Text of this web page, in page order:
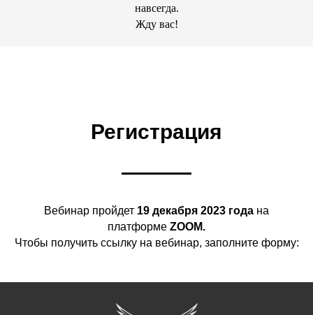
навсегда.
Жду вас!
Регистрация
Вебинар пройдет 19 декабря 2023 года на
платформе ZOOM.
Чтобы получить ссылку на вебинар, заполните форму: